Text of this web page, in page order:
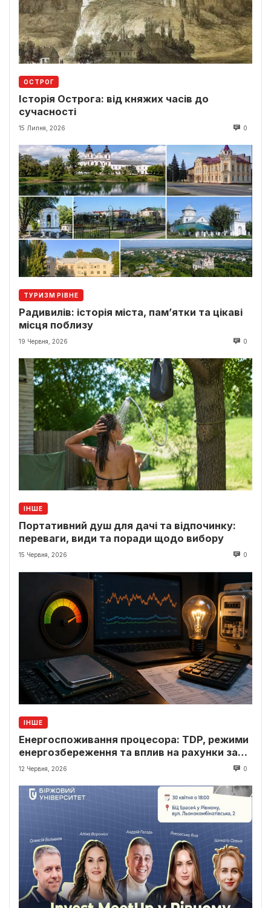
ОСТРОГ
Історія Острога: від княжих часів до
сучасності
15 Липня, 2026 0
ТУРИЗМ РІВНЕ
Радивилів: історія міста, пам’ятки та цікаві
місця поблизу
19 Червня, 2026 0
ІНШЕ
Портативний душ для дачі та відпочинку:
переваги, види та поради щодо вибору
15 Червня, 2026 0
ІНШЕ
Енергоспоживання процесора: TDP, режими
енергозбереження та вплив на рахунки за
світло
12 Червня, 2026 0